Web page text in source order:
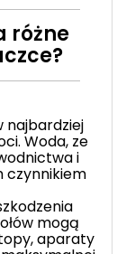
różne
Woda, ze
i
czynnikiem
mogą
aparaty